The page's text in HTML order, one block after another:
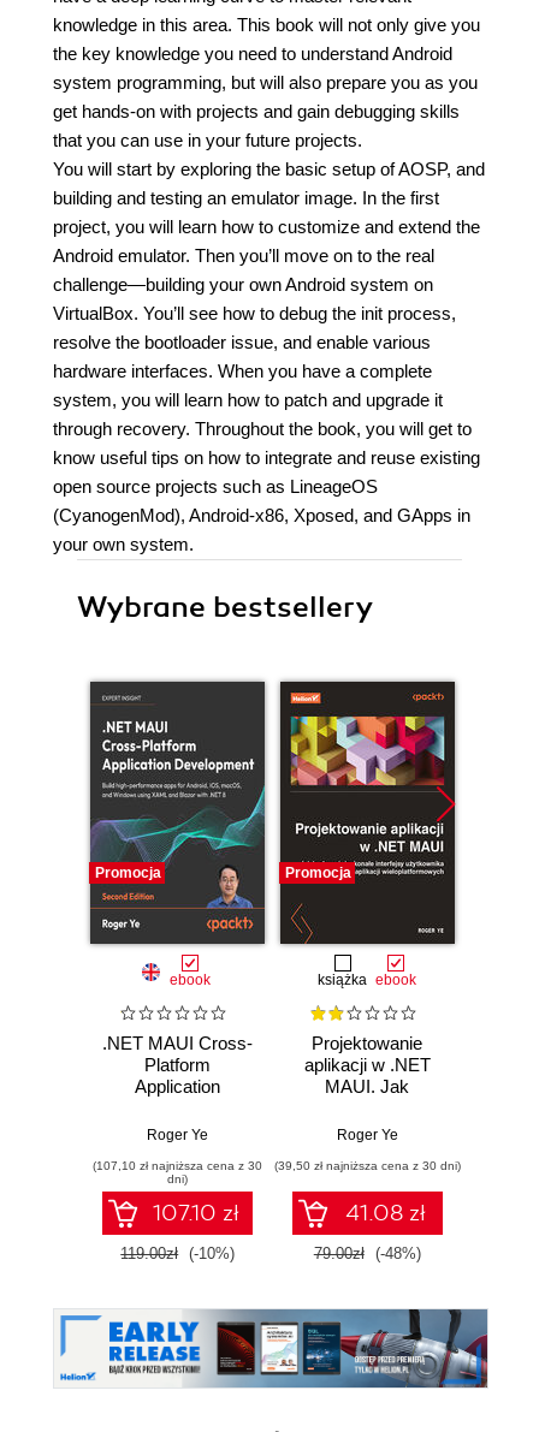
knowledge in this area. This book will not only give you
the key knowledge you need to understand Android
system programming, but will also prepare you as you
get hands-on with projects and gain debugging skills
that you can use in your future projects.
You will start by exploring the basic setup of AOSP, and
building and testing an emulator image. In the first
project, you will learn how to customize and extend the
Android emulator. Then you’ll move on to the real
challenge—building your own Android system on
VirtualBox. You’ll see how to debug the init process,
resolve the bootloader issue, and enable various
hardware interfaces. When you have a complete
system, you will learn how to patch and upgrade it
through recovery. Throughout the book, you will get to
know useful tips on how to integrate and reuse existing
open source projects such as LineageOS
(CyanogenMod), Android-x86, Xposed, and GApps in
your own system.
Wybrane bestsellery
Promocja
ebook
.NET MAUI Cross-
Platform
Application
high-performance
iOS, macOS, and
Windows using
XAML and Blazor
with .NET 8 -
Second Edition
Roger Ye
(107,10 zł najniższa cena z 30
dni)
107.10 zł
119.00zł (-10%)
Promocja
książka ebook
Projektowanie
aplikacji w .NET
MAUI. Jak
doskonałe
użytkownika dla
aplikacji
wieloplatformowych
Roger Ye
(39,50 zł najniższa cena z 30 dni)
41.08 zł
79.00zł (-48%)